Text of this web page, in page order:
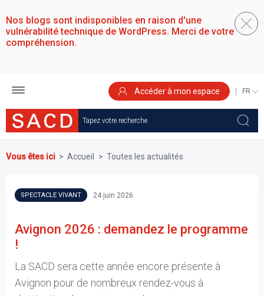
au
contenu
principal
Nos blogs sont indisponibles en raison d'une
vulnérabilité technique de WordPress. Merci de votre
compréhension.
Accéder à mon espace
YOUR
Vous êtes ici Accueil Toutes les actualités
SPECTACLE VIVANT 24 juin 2026
Avignon 2026 : demandez le programme
!
La SACD sera cette année encore présente à
Avignon pour de nombreux rendez-vous à